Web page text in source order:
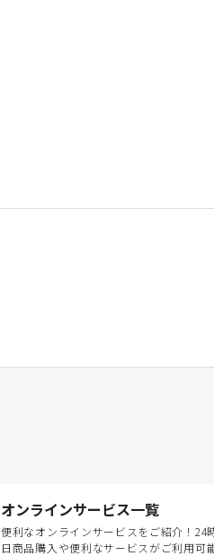
オンラインサービス一覧
便利なオンラインサービスをご紹介！24
日商品購入や便利なサービスがご利用可能